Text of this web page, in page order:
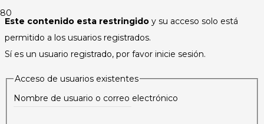
Este contenido esta restringido y su acceso solo está
permitido a los usuarios registrados.
Sí es un usuario registrado, por favor inicie sesión.
Acceso de usuarios existentes
Nombre de usuario o correo electrónico